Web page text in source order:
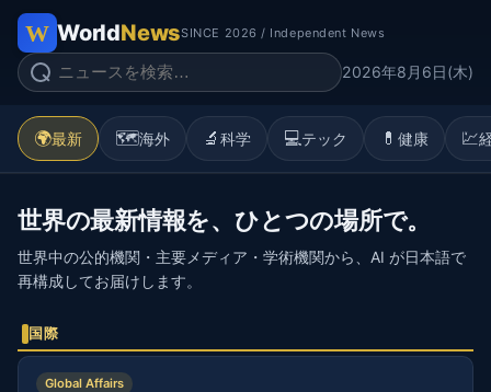
WorldNewsSINCE 2026 / Independent News
2026年8月6日(木)
🌍最新 🗺️海外 🔬 科学 💻テック 💊 健康 💹
世界の最新情報を、ひとつの場所で。
世界中の公的機関・主要メディア・学術機関から、AI が日本語で
再構成してお届けします。
国際
Global Affairs